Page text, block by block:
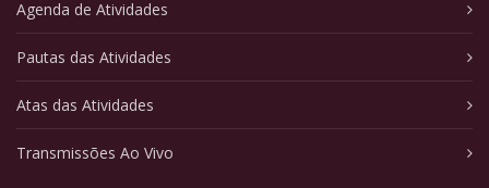
Agenda de Atividades
Pautas das Atividades
Atas das Atividades
Transmissões Ao Vivo